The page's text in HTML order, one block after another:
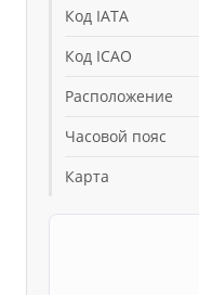
Код IATA
Код ICAO
Расположение
Часовой пояс
Карта